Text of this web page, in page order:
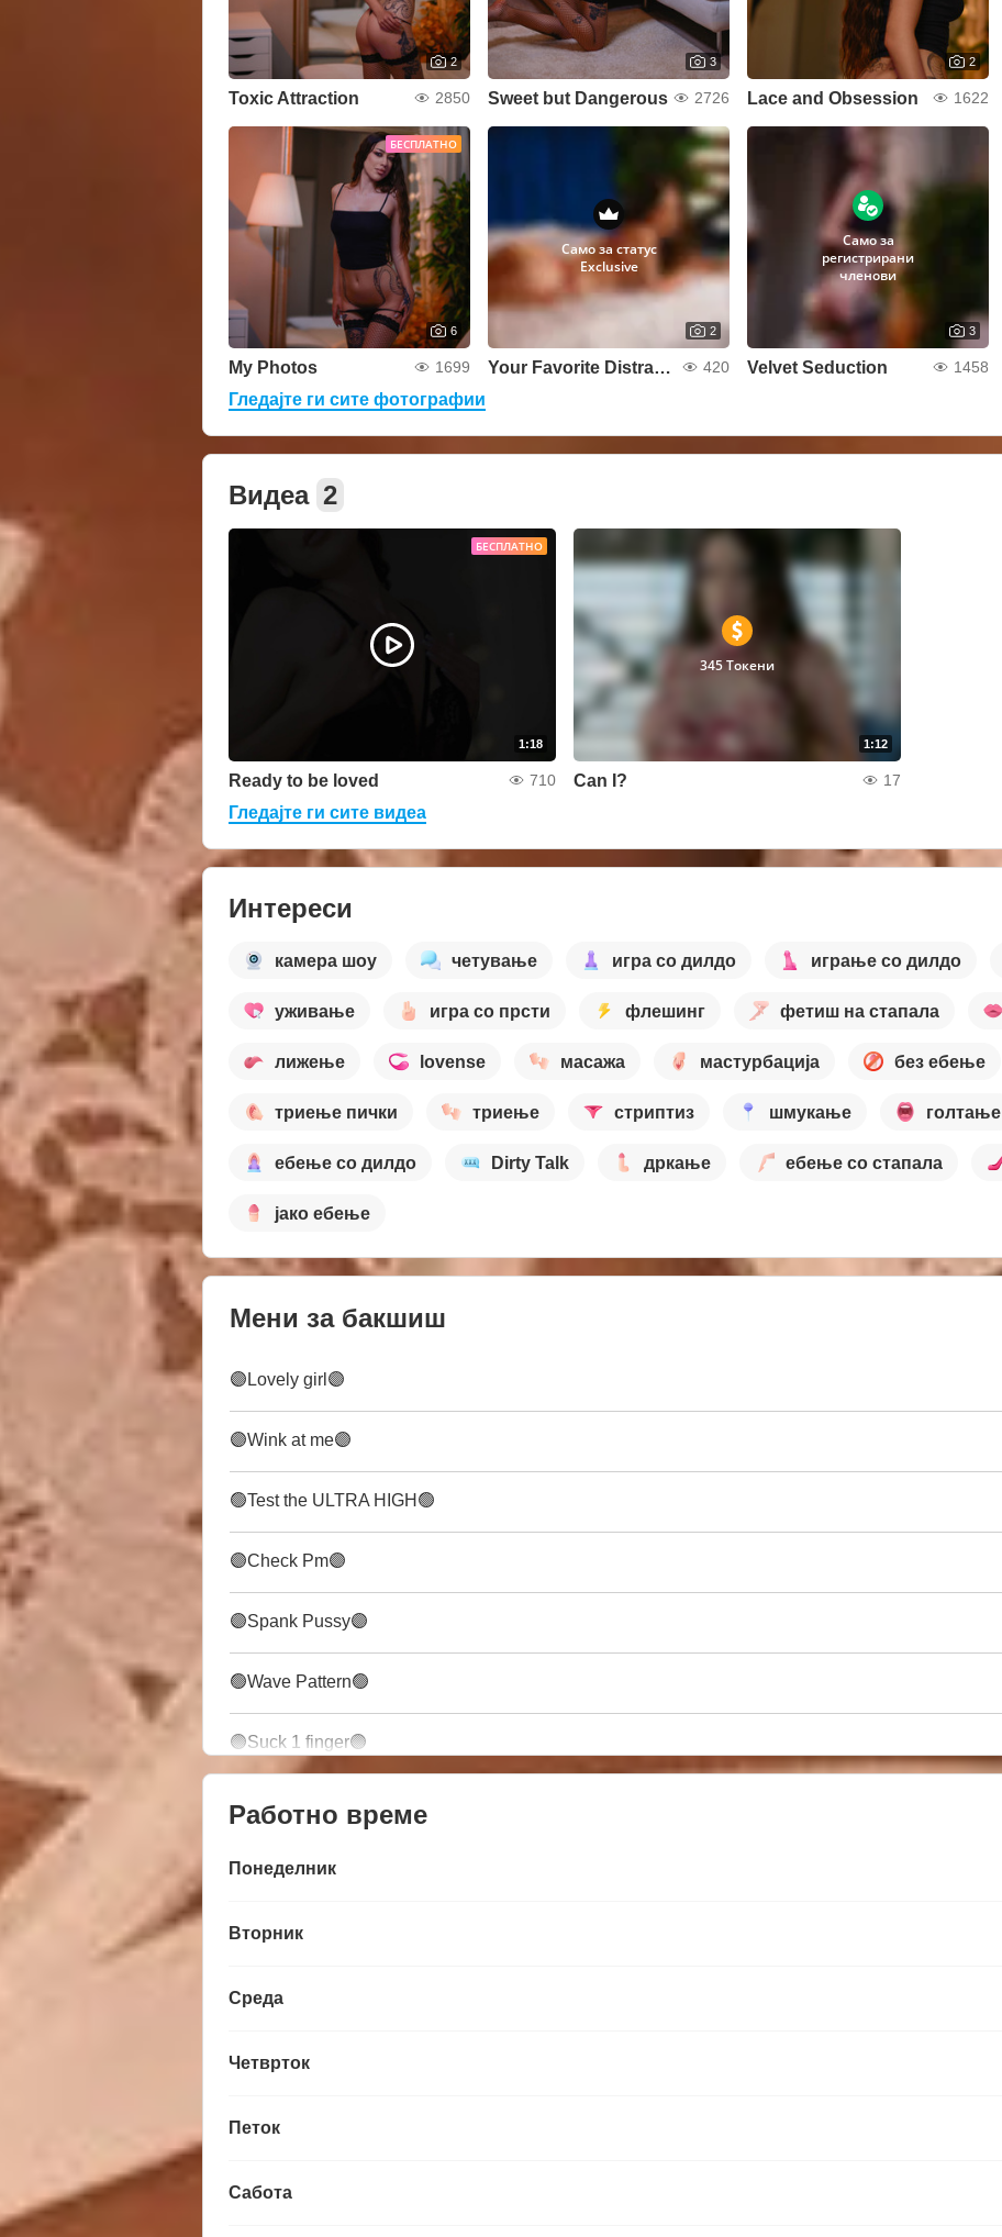
2
Toxic Attraction 2850
3
Sweet but Dangerous 2726
2
Lace and Obsession 1622
БЕСПЛАТНО
6
My Photos 1699
Само за статус
Exclusive
2
Your Favorite Distraction 😈 420
Само за
регистрирани
членови
3
Velvet Seduction 1458
Гледајте ги сите фотографии
Видеа 2
БЕСПЛАТНО
1:18
Ready to be loved 710
1:12
345 Токени
Can I? 17
Гледајте ги сите видеа
Интереси
камера шоу четување игра со дилдо играње со дилдо
уживање игра со прсти флешинг фетиш на стапала
лижење lovense масажа мастурбација без ебење
триење пички триење стриптиз шмукање голтање
ебење со дилдо Dirty Talk дркање ебење со стапала
јако ебење
Мени за бакшиш
🟣Lovely girl🟣
🟣Wink at me🟣
🟢Test the ULTRA HIGH🟢
🟣Check Pm🟣
🟣Spank Pussy🟣
🟢Wave Pattern🟢
🟣Suck 1 finger🟣
Работно време
Понеделник
Вторник
Среда
Четврток
Петок
Сабота